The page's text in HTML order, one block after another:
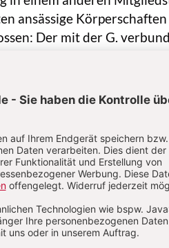
ansässige Körperschaften
Der mit der G.
in Deutschland
2 AO bei der
dass natürliche
gefördert werden
der Bundesrepublik
Erfordernis eines
und unionsrechtlich
Zwecks. Das